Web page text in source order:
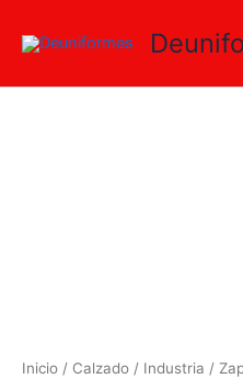
Inicio / Calzado / Industria /